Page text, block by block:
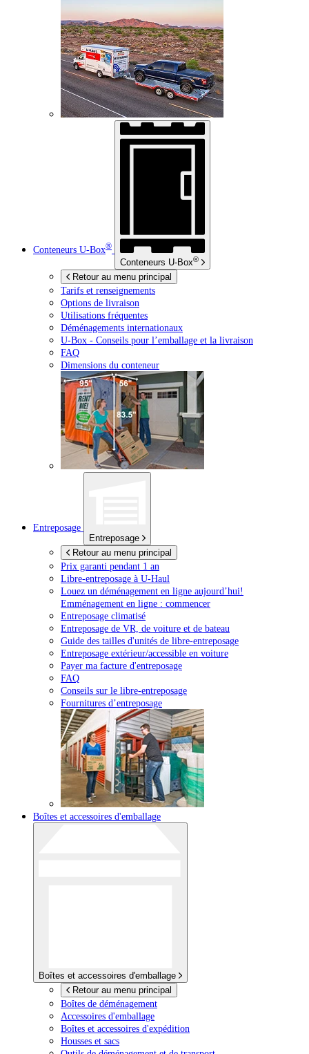
Conteneurs U-Box®
Conteneurs U-Box®
Retour au menu principal
Tarifs et renseignements
Options de livraison
Utilisations fréquentes
Déménagements internationaux
U-Box - Conseils pour l’emballage et la livraison
FAQ
Dimensions du conteneur
Entreposage
Entreposage
Retour au menu principal
Prix garanti pendant 1 an
Libre-entreposage à U-Haul
Louez un déménagement en ligne aujourd’hui!
Emménagement en ligne : commencer
Entreposage climatisé
Entreposage de VR, de voiture et de bateau
Guide des tailles d'unités de libre-entreposage
Entreposage extérieur/accessible en voiture
Payer ma facture d'entreposage
FAQ
Conseils sur le libre-entreposage
Fournitures d’entreposage
Boîtes et accessoires d'emballage
Boîtes et accessoires d'emballage
Retour au menu principal
Boîtes de déménagement
Accessoires d'emballage
Boîtes et accessoires d'expédition
Housses et sacs